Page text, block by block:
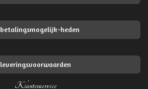
betalingsmogelijk-heden
leveringsvoorwaarden
Klantenservice